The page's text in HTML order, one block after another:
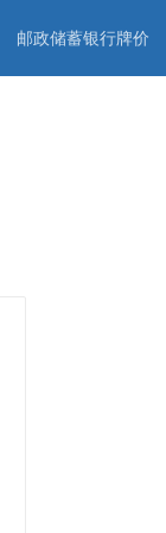
邮政储蓄银行牌价